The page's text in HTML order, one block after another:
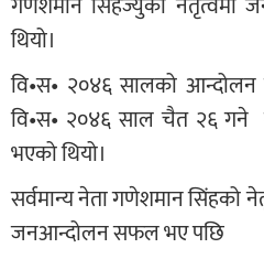
थियो।
वि•स• २०४६ सालको आन्दोलन
वि•स• २०४६ साल चैत २६ गने
भएको थियो।
सर्वमान्य नेता गणेशमान सिंहको
जनआन्दोलन सफल भए पछि